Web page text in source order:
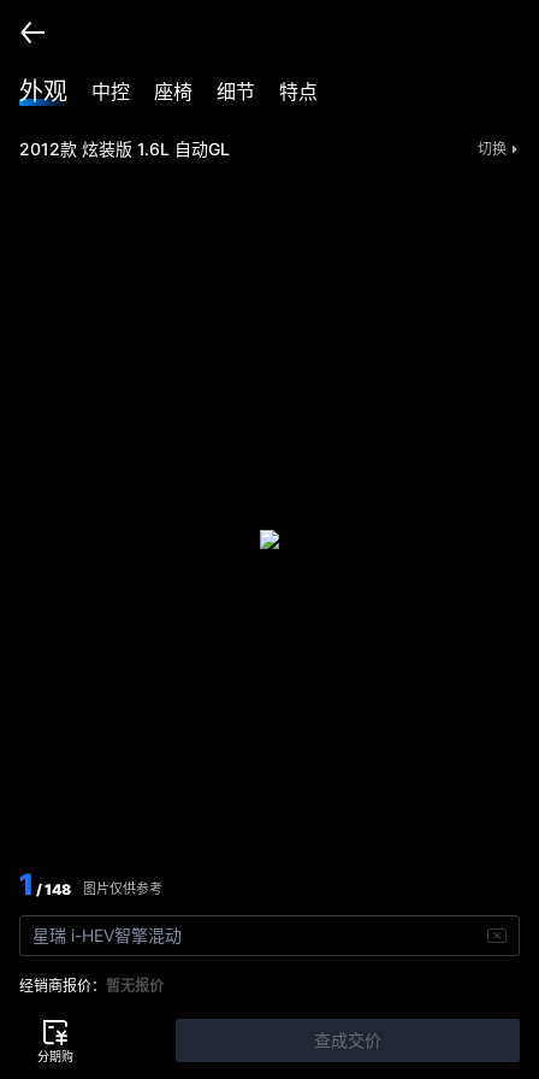
外观 中控 座椅 细节 特点
2012款 炫装版 1.6L 自动GL 切换
1 / 148 图片仅供参考
星瑞 i-HEV智擎混动
经销商报价： 暂无报价
查成交价